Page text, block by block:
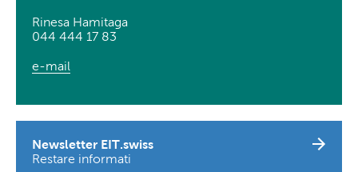
Rinesa Hamitaga
044 444 17 83
e-mail
Newsletter EIT.swiss
Restare informati